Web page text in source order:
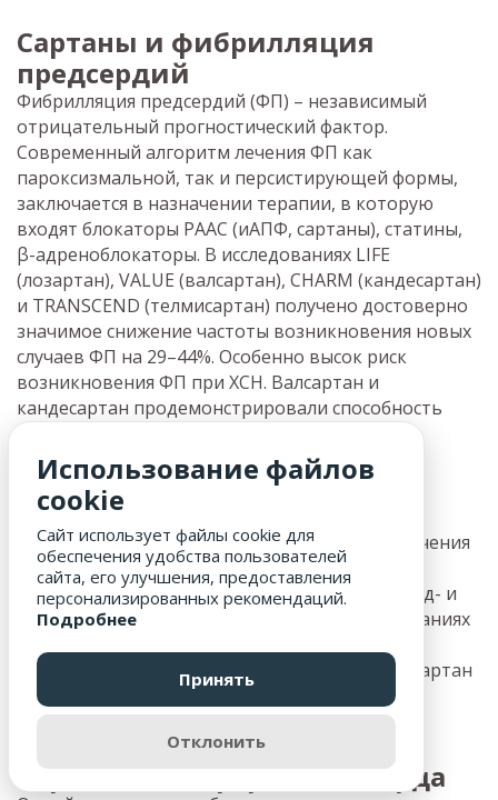
Сартаны и фибрилляция
предсердий
Фибрилляция предсердий (ФП) – независимый
отрицательный прогностический фактор.
Современный алгоритм лечения ФП как
пароксизмальной, так и персистирующей формы,
заключается в назначении терапии, в которую
входят блокаторы РААС (иАПФ, сартаны), статины,
β-адреноблокаторы. В исследованиях LIFE
(лозартан), VALUE (валсартан), CHARM (кандесартан)
и TRANSCEND (телмисартан) получено достоверно
значимое снижение частоты возникновения новых
случаев ФП на 29–44%. Особенно высок риск
возникновения ФП при ХСН. Валсартан и
кандесартан продемонстрировали способность
тяжелой ХСН.
Сартаны и ХСН
Блокада РААС является важной стратегией лечения
пациентов с сердечной недостаточностью,
обеспечивая сбалансированное снижение пред- и
постнагрузки. Только три сартана в исследованиях
сниженной фракцией левого желудочка – лозартан
(ELITE II), валсартан (Val-HeFT) и кандесартан
Сартаны и инфаркт миокарда
Использование файлов
cookie
Сайт использует файлы cookie для
обеспечения удобства пользователей
сайта, его улучшения, предоставления
персонализированных рекомендаций.
Подробнее
Принять
Отклонить